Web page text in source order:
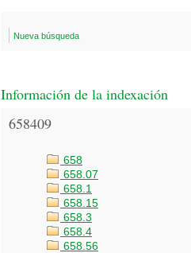
Nueva búsqueda
Información de la indexación
658409
658
658.07
658.1
658.15
658.3
658.4
658.56